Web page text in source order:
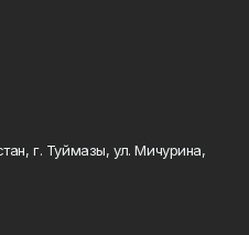
г. Туймазы, ул. Мичурина,